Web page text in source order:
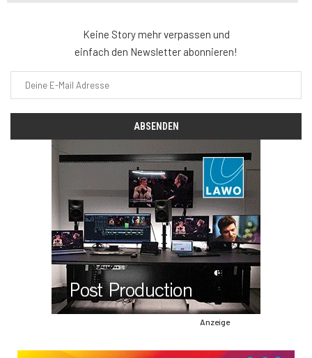
Keine Story mehr verpassen und
einfach den Newsletter abonnieren!
Anzeige